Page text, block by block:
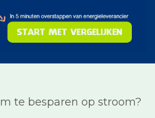
te besparen op stroom?